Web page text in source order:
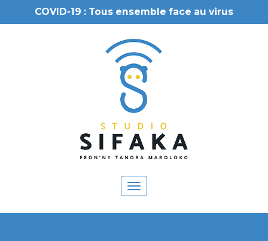
COVID-19 : Tous ensemble face au virus
Toggle
navigation